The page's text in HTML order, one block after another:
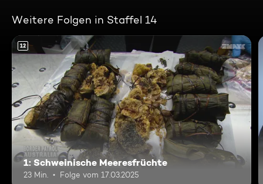
Weitere Folgen in Staffel 14
12
1: Schweinische Meeresfrüchte
23 Min. Folge vom 17.03.2025